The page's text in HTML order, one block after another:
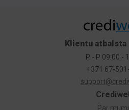
Par
Klientu
P - P 09:00 -
+371 67-